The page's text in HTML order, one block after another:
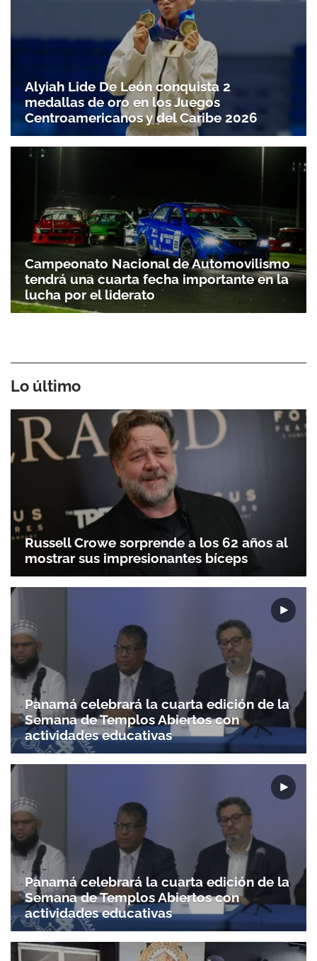
Alyiah Lide De León conquista 2
medallas de oro en los Juegos
Centroamericanos y del Caribe 2026
Campeonato Nacional de Automovilismo
tendrá una cuarta fecha importante en la
lucha por el liderato
Lo último
Russell Crowe sorprende a los 62 años al
mostrar sus impresionantes bíceps
Panamá celebrará la cuarta edición de la
Semana de Templos Abiertos con
actividades educativas
Panamá celebrará la cuarta edición de la
Semana de Templos Abiertos con
actividades educativas